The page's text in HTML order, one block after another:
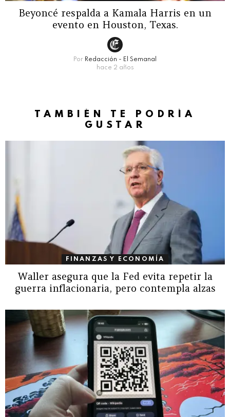
Beyoncé respalda a Kamala Harris en un
evento en Houston, Texas.
Por Redacción - El Semanal
hace 2 años
TAMBIÉN TE PODRÍA
GUSTAR
FINANZAS Y ECONOMÍA
Waller asegura que la Fed evita repetir la
guerra inflacionaria, pero contempla alzas